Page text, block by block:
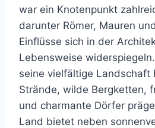
war ein Knotenpunkt
darunter Römer, Mauren
Einflüsse sich in der
Lebensweise
seine vielfältige Landschaft
Strände, wilde Bergketten,
und charmante Dörfer
Land bietet neben